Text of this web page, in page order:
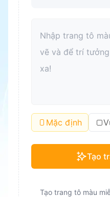
Mặc định
Tạo
Tạo trang tô màu